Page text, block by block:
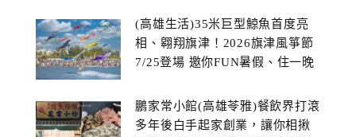
(高雄生活)35米巨型鯨魚首度亮
相、翱翔旗津！2026旗津風箏節
7/25登場 邀你FUN暑假、住一晚
鵬家常小館(高雄苓雅)餐飲界打滾
多年後白手起家創業，讓你相揪